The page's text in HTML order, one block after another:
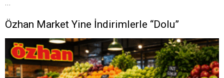
…
Özhan Market Yine İndirimlerle “Dolu”